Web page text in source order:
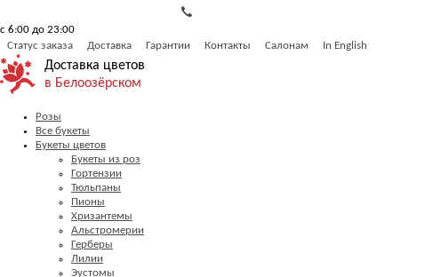
с 6:00 до 23:00
Статус заказа
Доставка Гарантии Контакты Салонам In English
Доставка цветов
в Белоозёрском
Розы
Все букеты
Букеты цветов
Букеты из роз
Гортензии
Тюльпаны
Пионы
Хризантемы
Альстромерии
Герберы
Лилии
Эустомы